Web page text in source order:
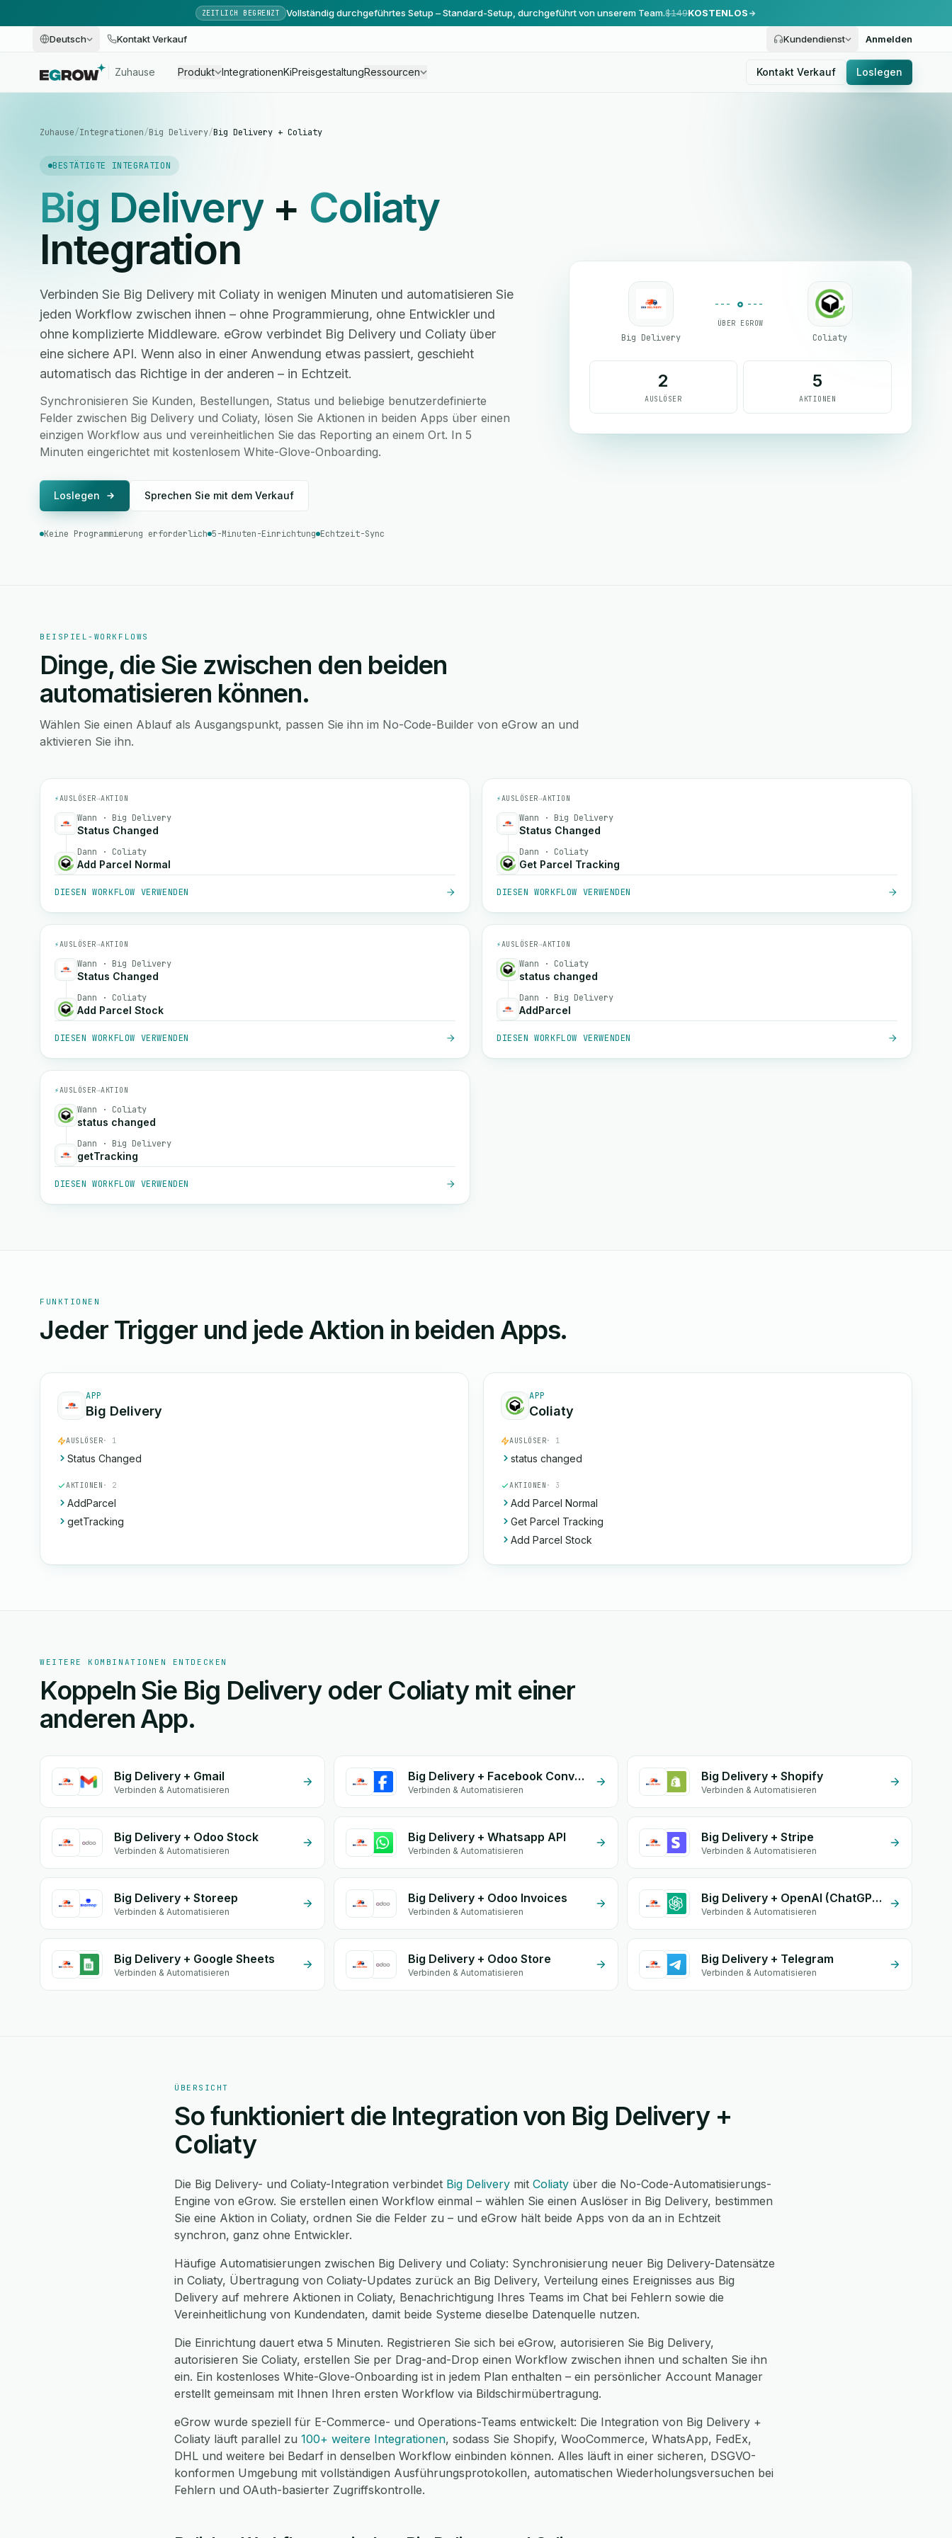
ZEITLICH BEGRENZT Vollständig durchgeführtes Setup – Standard-Setup, durchgeführt von unserem Team.$149KOSTENLOS
Deutsch Kontakt Verkauf Kundendienst Anmelden
Zuhause Produkt IntegrationenKiPreisgestaltungRessourcen Kontakt Verkauf Loslegen
Zuhause/Integrationen/Big Delivery/Big Delivery + Coliaty
BESTÄTIGTE INTEGRATION
Big Delivery + Coliaty
Integration
Verbinden Sie Big Delivery mit Coliaty in wenigen Minuten und automatisieren Sie
jeden Workflow zwischen ihnen – ohne Programmierung, ohne Entwickler und
ohne komplizierte Middleware. eGrow verbindet Big Delivery und Coliaty über
eine sichere API. Wenn also in einer Anwendung etwas passiert, geschieht
automatisch das Richtige in der anderen – in Echtzeit.
Synchronisieren Sie Kunden, Bestellungen, Status und beliebige benutzerdefinierte
Felder zwischen Big Delivery und Coliaty, lösen Sie Aktionen in beiden Apps über einen
einzigen Workflow aus und vereinheitlichen Sie das Reporting an einem Ort. In 5
Minuten eingerichtet mit kostenlosem White-Glove-Onboarding.
Loslegen Sprechen Sie mit dem Verkauf
Keine Programmierung erforderlich 5-Minuten-Einrichtung Echtzeit-Sync
Big Delivery
ÜBER EGROW
Coliaty
2
AUSLÖSER
5
AKTIONEN
BEISPIEL-WORKFLOWS
Dinge, die Sie zwischen den beiden
automatisieren können.
Wählen Sie einen Ablauf als Ausgangspunkt, passen Sie ihn im No-Code-Builder von eGrow an und
aktivieren Sie ihn.
⚡AUSLÖSER→AKTION
Wann · Big Delivery
Status Changed
Dann · Coliaty
Add Parcel Normal
DIESEN WORKFLOW VERWENDEN
⚡AUSLÖSER→AKTION
Wann · Big Delivery
Status Changed
Dann · Coliaty
Get Parcel Tracking
DIESEN WORKFLOW VERWENDEN
⚡AUSLÖSER→AKTION
Wann · Big Delivery
Status Changed
Dann · Coliaty
Add Parcel Stock
DIESEN WORKFLOW VERWENDEN
⚡AUSLÖSER→AKTION
Wann · Coliaty
status changed
Dann · Big Delivery
AddParcel
DIESEN WORKFLOW VERWENDEN
⚡AUSLÖSER→AKTION
Wann · Coliaty
status changed
Dann · Big Delivery
getTracking
DIESEN WORKFLOW VERWENDEN
FUNKTIONEN
Jeder Trigger und jede Aktion in beiden Apps.
APP
Big Delivery
AUSLÖSER· 1
Status Changed
AKTIONEN · 2
AddParcel
getTracking
APP
Coliaty
AUSLÖSER· 1
status changed
AKTIONEN · 3
Add Parcel Normal
Get Parcel Tracking
Add Parcel Stock
WEITERE KOMBINATIONEN ENTDECKEN
Koppeln Sie Big Delivery oder Coliaty mit einer
anderen App.
Big Delivery + Gmail
Verbinden & Automatisieren
Big Delivery + Facebook Conversion API (CAPI)
Verbinden & Automatisieren
Big Delivery + Shopify
Verbinden & Automatisieren
Big Delivery + Odoo Stock
Verbinden & Automatisieren
Big Delivery + Whatsapp API
Verbinden & Automatisieren
Big Delivery + Stripe
Verbinden & Automatisieren
Big Delivery + Storeep
Verbinden & Automatisieren
Big Delivery + Odoo Invoices
Verbinden & Automatisieren
Big Delivery + OpenAI (ChatGPT)
Verbinden & Automatisieren
Big Delivery + Google Sheets
Verbinden & Automatisieren
Big Delivery + Odoo Store
Verbinden & Automatisieren
Big Delivery + Telegram
Verbinden & Automatisieren
ÜBERSICHT
So funktioniert die Integration von Big Delivery +
Coliaty
Die Big Delivery- und Coliaty-Integration verbindet Big Delivery mit Coliaty über die No-Code-Automatisierungs-
Engine von eGrow. Sie erstellen einen Workflow einmal – wählen Sie einen Auslöser in Big Delivery, bestimmen
Sie eine Aktion in Coliaty, ordnen Sie die Felder zu – und eGrow hält beide Apps von da an in Echtzeit
synchron, ganz ohne Entwickler.
Häufige Automatisierungen zwischen Big Delivery und Coliaty: Synchronisierung neuer Big Delivery-Datensätze
in Coliaty, Übertragung von Coliaty-Updates zurück an Big Delivery, Verteilung eines Ereignisses aus Big
Delivery auf mehrere Aktionen in Coliaty, Benachrichtigung Ihres Teams im Chat bei Fehlern sowie die
Vereinheitlichung von Kundendaten, damit beide Systeme dieselbe Datenquelle nutzen.
Die Einrichtung dauert etwa 5 Minuten. Registrieren Sie sich bei eGrow, autorisieren Sie Big Delivery,
autorisieren Sie Coliaty, erstellen Sie per Drag-and-Drop einen Workflow zwischen ihnen und schalten Sie ihn
ein. Ein kostenloses White-Glove-Onboarding ist in jedem Plan enthalten – ein persönlicher Account Manager
erstellt gemeinsam mit Ihnen Ihren ersten Workflow via Bildschirmübertragung.
eGrow wurde speziell für E-Commerce- und Operations-Teams entwickelt: Die Integration von Big Delivery +
Coliaty läuft parallel zu 100+ weitere Integrationen, sodass Sie Shopify, WooCommerce, WhatsApp, FedEx,
DHL und weitere bei Bedarf in denselben Workflow einbinden können. Alles läuft in einer sicheren, DSGVO-
konformen Umgebung mit vollständigen Ausführungsprotokollen, automatischen Wiederholungsversuchen bei
Fehlern und OAuth-basierter Zugriffskontrolle.